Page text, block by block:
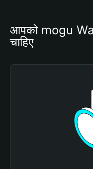
आपको mogu
चाहिए